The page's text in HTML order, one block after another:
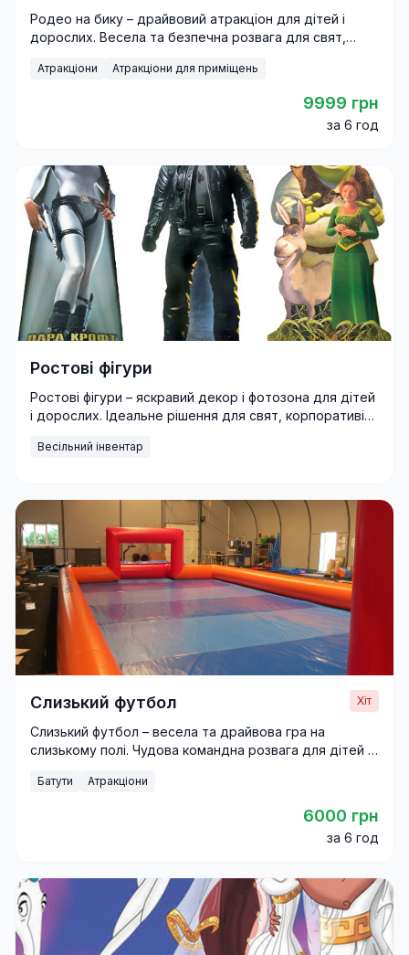
Родео на бику – драйвовий атракціон для дітей і
дорослих. Весела та безпечна розвага для свят,
Атракціони Атракціони для приміщень
9999 грн
за 6 год
Ростові фігури
Ростові фігури – яскравий декор і фотозона для дітей
і дорослих. Ідеальне рішення для свят, корпоративів
Весільний інвентар
Слизький футбол Хіт
Слизький футбол – весела та драйвова гра на
слизькому полі. Чудова командна розвага для дітей і
Батути Атракціони
6000 грн
за 6 год